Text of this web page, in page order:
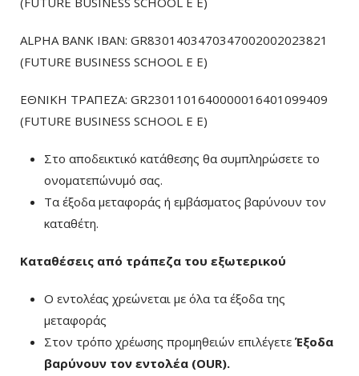
ALPHA BANK IBAN: GR8301403470347002002023821
(FUTURE BUSINESS SCHOOL E E)
ΕΘΝΙΚΗ ΤΡΑΠΕΖΑ: GR2301101640000016401099409
(FUTURE BUSINESS SCHOOL E E)
Στο αποδεικτικό κατάθεσης θα συμπληρώσετε το
ονοματεπώνυμό σας.
Τα έξοδα μεταφοράς ή εμβάσματος βαρύνουν τον
καταθέτη.
Καταθέσεις από τράπεζα του εξωτερικού
Ο εντολέας χρεώνεται με όλα τα έξοδα της
μεταφοράς
Στον τρόπο χρέωσης προμηθειών επιλέγετε Έξοδα
βαρύνουν τον εντολέα (ΟUR).